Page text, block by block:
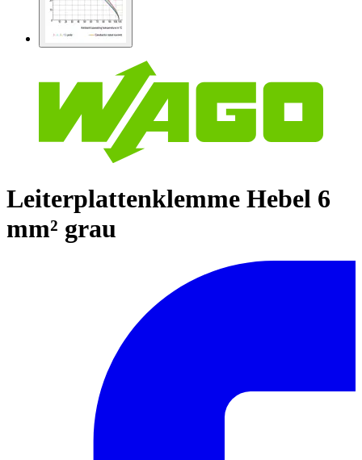
Leiterplattenklemme Hebel 6
mm² grau